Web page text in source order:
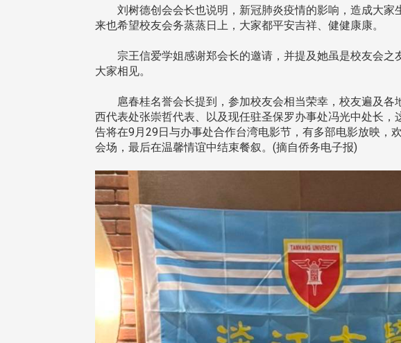
刘树德创会会长也说明，新冠肺炎疫情的影响，造成大家
来也希望校友会务蒸蒸日上，大家都平安吉祥、健健康康。
宗王信爱学姐感谢郑会长的邀请，并提及她虽是校友会之
大家相见。
扈春桂名誉会长提到，参加校友会相当荣幸，校友遍及各
西代表处张崇哲代表、以及现任驻圣保罗办事处冯光中处长
告将在9月29日与办事处合作台湾电影节，有多部电影放映，
会场，最后在温馨情谊中结束餐叙。(摘自侨务电子报)
月28日在台北校区盛大举办
人科技与前瞻应用论坛」，特
在连日大雨阴霾下，风保系友会
在115年6月27日(六)举办的一日
杜天宝学长一
(四)返校拜访校
捐款征信、其他消
个人资料保护声明
配合「个人资料保护法」之施
并导入个资管理，对于校友之
资料应尽善良管理人之责任，
4 版 捐款征信、其他消4 版 捐款
欢迎使用「